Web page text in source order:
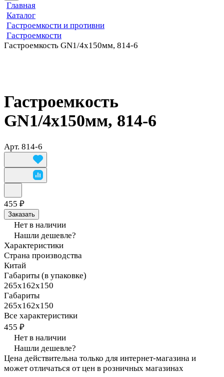
Главная
Каталог
Гастроемкости и противни
Гастроемкости
Гастроемкость GN1/4x150мм, 814-6
Гастроемкость
GN1/4x150мм, 814-6
Арт. 814-6
455 ₽
Заказать
Нет в наличии
Нашли дешевле?
Характеристики
Страна производства
Китай
Габариты (в упаковке)
265х162х150
Габариты
265х162х150
Все характеристики
455 ₽
Нет в наличии
Нашли дешевле?
Цена действительна только для интернет-магазина и
может отличаться от цен в розничных магазинах